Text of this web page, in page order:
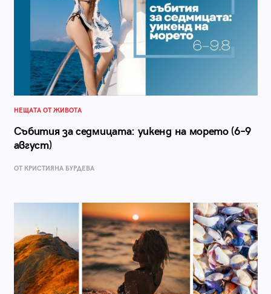
НЕЩАТА ОТ ЖИВОТА
Събития за седмицата: уикенд на морето (6–9
август)
ОТ КРИСТИЯНА БУРДЕВА